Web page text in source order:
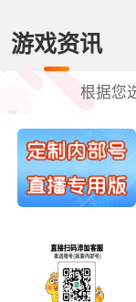
游戏资讯
根据您